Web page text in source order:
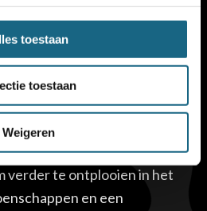
toestaan
toestaan
Weigeren
leden, clubs, scholen
verder te ontplooien in het
en een